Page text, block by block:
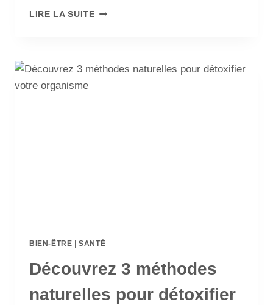
LIRE LA SUITE
BIEN-ÊTRE |SANTÉ
Découvrez 3 méthodes
naturelles pour détoxifier